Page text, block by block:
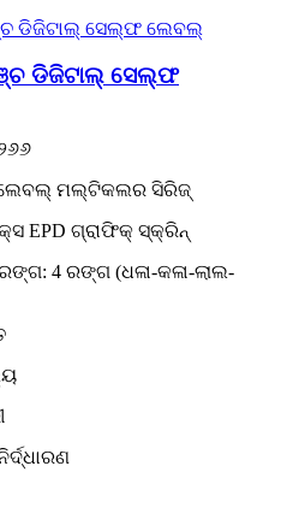
ଡିଜିଟାଲ୍ ସେଲ୍ଫ
ମଲ୍ଟିକଲର ସିରିଜ୍
EPD ଗ୍ରାଫିକ୍ ସ୍କ୍ରିନ୍
4 ରଙ୍ଗ (ଧଳା-କଳା-ଲାଲ-